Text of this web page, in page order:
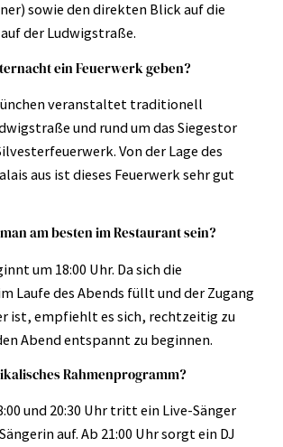
sowie den direkten Blick auf die
der Ludwigstraße.
ein Feuerwerk geben?
veranstaltet traditionell
und rund um das Siegestor
Von der Lage des
aus ist dieses Feuerwerk sehr gut
am besten im Restaurant sein?
um 18:00 Uhr. Da sich die
Laufe des Abends füllt und der Zugang
ist, empfiehlt es sich, rechtzeitig zu
Abend entspannt zu beginnen.
Rahmenprogramm?
und 20:30 Uhr tritt ein Live-Sänger
auf. Ab 21:00 Uhr sorgt ein DJ